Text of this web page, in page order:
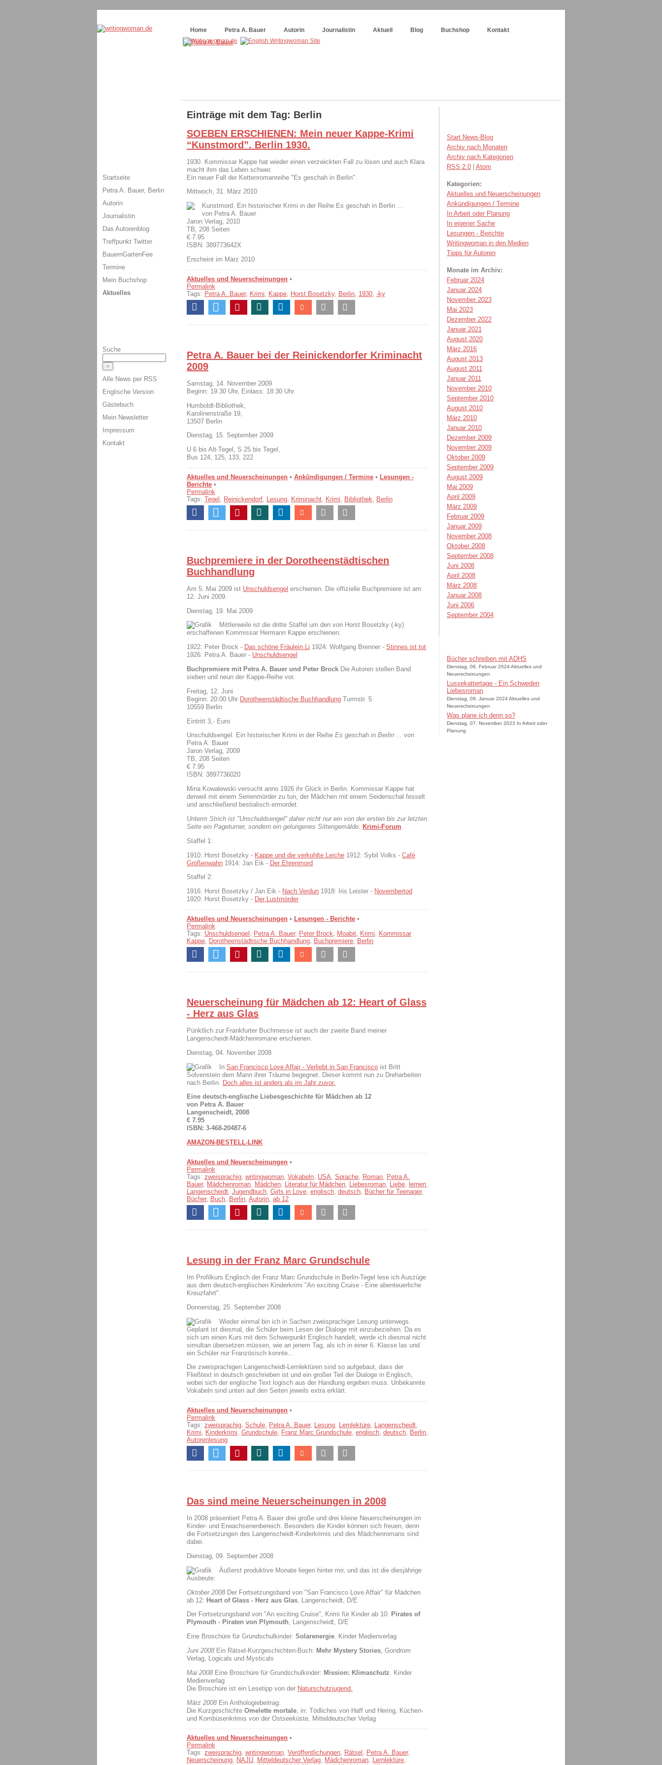
Home
Petra A. Bauer Autorin Journalistin Aktuell Blog Buchshop Kontakt
Einträge mit dem Tag: Berlin
SOEBEN ERSCHIENEN: Mein neuer Kappe-Krimi
“Kunstmord”. Berlin 1930.
1930. Kommissar Kappe hat wieder einen verzwickten Fall zu lösen und auch Klara
macht ihm das Leben schwer.
Ein neuer Fall der Kettenromanreihe "Es geschah in Berlin".
Mittwoch, 31. März 2010
Kunstmord. Ein historischer Krimi in der Reihe Es geschah in Berlin ...
von Petra A. Bauer
Jaron Verlag, 2010
TB, 208 Seiten
€ 7.95
ISBN: 389773642X
Erscheint im März 2010
Aktuelles und Neuerscheinungen •
Permalink
Tags: Petra A. Bauer, Krimi Kappe Horst Bosetzky, Berlin 1930 -ky
Petra A. Bauer bei der Reinickendorfer Kriminacht
2009
Samstag, 14. November 2009
Beginn: 19.30 Uhr, Einlass: 18:30 Uhr
Humboldt-Bibliothek,
Karolinenstraße 19,
13507 Berlin
Dienstag, 15. September 2009
U 6 bis Alt-Tegel, S 25 bis Tegel,
Bus 124, 125, 133, 222
Aktuelles und Neuerscheinungen • Ankündigungen / Termine • Lesungen -
Berichte •
Permalink
Tags: Tegel Reinickendorf Lesung Kriminacht Krimi Bibliothek Berlin
Buchpremiere in der Dorotheenstädtischen
Buchhandlung
Am 5. Mai 2009 ist Unschuldsengel erschienen. Die offizielle Buchpremiere ist am
12. Juni 2009.
Dienstag, 19. Mai 2009
Mittlerweile ist die dritte Staffel um den von Horst Bosetzky (-ky)
erschaffenen Kommissar Hermann Kappe erschienen:
1922: Peter Brock - Das schöne Fräulein Li 1924: Wolfgang Brenner - Stinnes ist tot
1926: Petra A. Bauer - Unschuldsengel
Buchpremiere mit Petra A. Bauer und Peter Brock Die Autoren stellen Band
sieben und neun der Kappe-Reihe vor.
Freitag, 12. Juni
Beginn: 20:00 Uhr Dorotheenstädtische Buchhandlung Turmstr. 5
10559 Berlin
Eintritt 3,- Euro
Unschuldsengel. Ein historischer Krimi in der Reihe Es geschah in Berlin ... von
Petra A. Bauer
Jaron Verlag, 2009
TB, 208 Seiten
€ 7.95
ISBN: 3897736020
Mina Kowalewski versucht anno 1926 ihr Glück in Berlin. Kommissar Kappe hat
derweil mit einem Serienmörder zu tun, der Mädchen mit einem Seidenschal fesselt
und anschließend bestialisch ermordet.
Unterm Strich ist "Unschuldsengel" daher nicht nur ein von der ersten bis zur letzten
Seite ein Pageturner, sondern ein gelungenes Sittengemälde. Krimi-Forum
Staffel 1:
1910: Horst Bosetzky - Kappe und die verkohlte Leiche 1912: Sybil Volks - Café
Größenwahn 1914: Jan Eik - Der Ehrenmord
Staffel 2:
1916: Horst Bosetzky / Jan Eik - Nach Verdun 1918: Iris Leister - Novembertod
1920: Horst Bosetzky - Der Lustmörder
Aktuelles und Neuerscheinungen • Lesungen - Berichte •
Permalink
Tags: Unschuldsengel , Petra A. Bauer, Peter Brock, Moabit, Krimi, Kommissar
Kappe, Dorotheenstädtische Buchhandlung, Buchpremiere, Berlin
Neuerscheinung für Mädchen ab 12: Heart of Glass
- Herz aus Glas
Pünktlich zur Frankfurter Buchmesse ist auch der zweite Band meiner
Langenscheidt-Mädchenromane erschienen.
Dienstag, 04. November 2008
In San Francisco Love Affair - Verliebt in San Francisco ist Britt
Solvenstein dem Mann ihrer Träume begegnet. Dieser kommt nun zu Dreharbeiten
nach Berlin. Doch alles ist anders als im Jahr zuvor.
Eine deutsch-englische Liebesgeschichte für Mädchen ab 12
von Petra A. Bauer
Langenscheidt, 2008
€ 7.95
ISBN: 3-468-20487-6
AMAZON-BESTELL-LINK
Aktuelles und Neuerscheinungen •
Permalink
Tags: zweisprachig, writingwoman, Vokabeln, USA, Sprache, Roman, Petra A.
Bauer, Mädchenroman, Mädchen, Literatur für Mädchen, Liebesroman, Liebe, lernen,
Langenscheidt, Jugendbuch, Girls in Love, englisch, deutsch, Bücher für Teenager,
Bücher, Buch, Berlin, Autorin, ab 12
Lesung in der Franz Marc Grundschule
Im Profilkurs Englisch der Franz Marc Grundschule in Berlin-Tegel lese ich Auszüge
aus dem deutsch-englischen Kinderkrimi "An exciting Cruise - Eine abenteuerliche
Kreuzfahrt".
Donnerstag, 25. September 2008
Wieder einmal bin ich in Sachen zweisprachiger Lesung unterwegs.
Geplant ist diesmal, die Schüler beim Lesen der Dialoge mit einzubeziehen. Da es
sich um einen Kurs mit dem Schwerpunkt Englisch handelt, werde ich diesmal nicht
simultan übersetzen müssen, wie an jenem Tag, als ich in einer 6. Klasse las und
ein Schüler nur Französisch konnte...
Die zweisprachigen Langenscheidt-Lernlektüren sind so aufgebaut, dass der
Fließtext in deutsch geschrieben ist und ein großer Teil der Dialoge in Englisch,
wobei sich der englische Text logisch aus der Handlung ergeben muss. Unbekannte
Vokabeln sind unten auf den Seiten jeweils extra erklärt.
Aktuelles und Neuerscheinungen •
Permalink
Tags: zweisprachig, Schule, Petra A. Bauer, Lesung, Lernlektüre, Langenscheidt,
Krimi, Kinderkrimi, Grundschule, Franz Marc Grundschule, englisch, deutsch, Berlin,
Autorenlesung
Das sind meine Neuerscheinungen in 2008
In 2008 präsentiert Petra A. Bauer drei große und drei kleine Neuerscheinungen im
Kinder- und Erwachsenenbereich. Besonders die Kinder können sich freuen, denn
die Fortsetzungen des Langenscheidt-Kinderkrimis und des Mädchenromans sind
dabei.
Dienstag, 09. September 2008
Äußerst produktive Monate liegen hinter mir, und das ist die diesjährige
Ausbeute:
Oktober 2008 Der Fortsetzungsband von "San Francisco Love Affair" für Mädchen
ab 12: Heart of Glass - Herz aus Glas , Langenscheidt, D/E
Der Fortsetzungsband von "An exciting Cruise", Krimi für Kinder ab 10: Pirates of
Plymouth - Piraten von Plymouth, Langenscheidt, D/E
Eine Broschüre für Grundschulkinder: Solarenergie. Kinder Medienverlag
Juni 2008 Ein Rätsel-Kurzgeschichten-Buch: Mehr Mystery Stories, Gondrom
Verlag, Logicals und Mysticals
Mai 2008 Eine Broschüre für Grundschulkinder: Mission: Klimaschutz . Kinder
Medienverlag
Die Broschüre ist ein Lesetipp von der Naturschutzjugend.
März 2008 Ein Anthologiebeitrag:
Die Kurzgeschichte Omelette mortale , in: Tödliches von Haff und Hering, Küchen-
und Kombüsenkrimis von der Ostseeküste, Mitteldeutscher Verlag
Aktuelles und Neuerscheinungen •
Permalink
Tags: zweisprachig, writingwoman, Veröffentlichungen, Rätsel , Petra A. Bauer,
Neuerscheinung, NAJU, Mitteldeutscher Verlag, Mädchenroman, Lernlektüre,
Start News-Blog
Archiv nach Monaten
Archiv nach Kategorien
RSS 2.0 | Atom
Kategorien:
Aktuelles und Neuerscheinungen
Ankündigungen / Termine
In Arbeit oder Planung
In eigener Sache
Lesungen - Berichte
Writingwoman in den Medien
Tipps für Autoren
Monate im Archiv:
Februar 2024
Januar 2024
November 2023
Mai 2023
Dezember 2022
Januar 2021
August 2020
März 2016
August 2013
August 2011
Januar 2011
November 2010
September 2010
August 2010
März 2010
Januar 2010
Dezember 2009
November 2009
Oktober 2009
September 2009
August 2009
Mai 2009
April 2009
März 2009
Februar 2009
Januar 2009
November 2008
Oktober 2008
September 2008
Juni 2008
April 2008
März 2008
Januar 2008
Juni 2006
September 2004
Bücher schreiben mit ADHS
Dienstag, 06. Februar 2024 Aktuelles und
Neuerscheinungen
Lussekattertage - Ein Schweden
Liebesroman
Dienstag, 09. Januar 2024 Aktuelles und
Neuerscheinungen
Was plane ich denn so?
Dienstag, 07. November 2023 In Arbeit oder
Planung
Startseite
Petra A. Bauer, Berlin
Autorin
Journalistin
Das Autorenblog
Treffpunkt Twitter
BauernGartenFee
Termine
Mein Buchshop
Aktuelles
Suche
Alle News per RSS
Englische Version
Gästebuch
Mein Newsletter
Impressum
Kontakt